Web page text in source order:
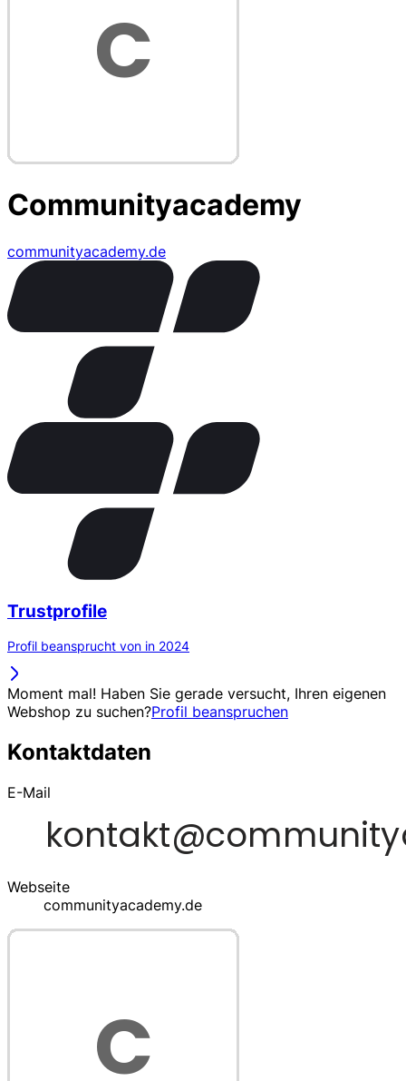
Communityacademy
communityacademy.de
Trustprofile
Profil beansprucht von in 2024
Moment mal! Haben Sie gerade versucht, Ihren eigenen
Webshop zu suchen?Profil beanspruchen
Kontaktdaten
E-Mail
Webseite
communityacademy.de